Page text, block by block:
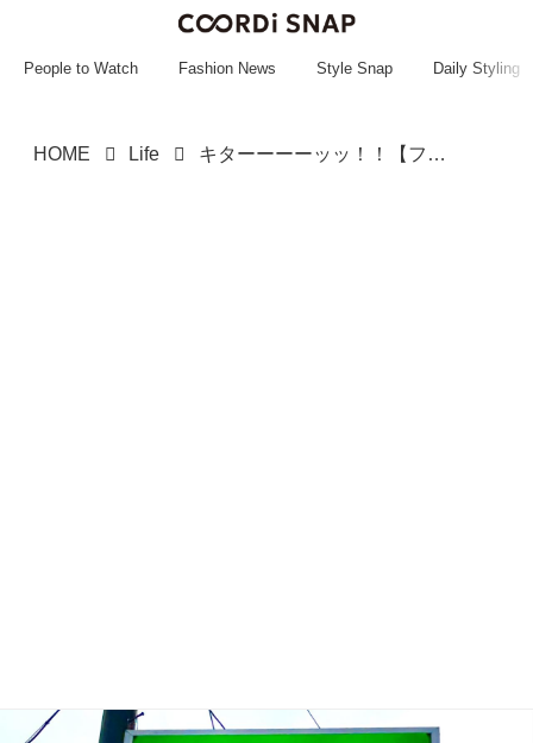
~~~~~~~~~~~
People to Watch Fashion News Style Snap Daily Styling
HOME Life キターーーーッッ！！【ファミマ】争奪戦の予感♡「新作コラボスイーツ」をチェック